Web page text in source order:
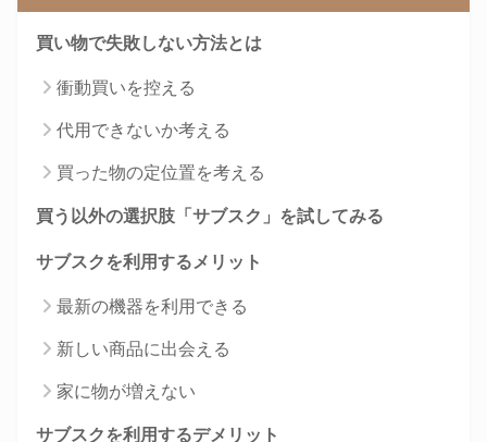
買い物で失敗しない方法とは
衝動買いを控える
代用できないか考える
買った物の定位置を考える
買う以外の選択肢「サブスク」を試してみる
サブスクを利用するメリット
最新の機器を利用できる
新しい商品に出会える
家に物が増えない
サブスクを利用するデメリット